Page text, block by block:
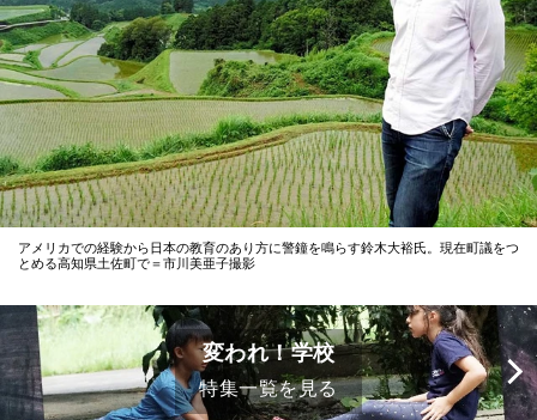
アメリカでの経験から日本の教育のあり方に警鐘を鳴らす鈴木大裕氏。現在町議をつ
とめる高知県土佐町で＝市川美亜子撮影
変われ！学校
特集一覧を見る